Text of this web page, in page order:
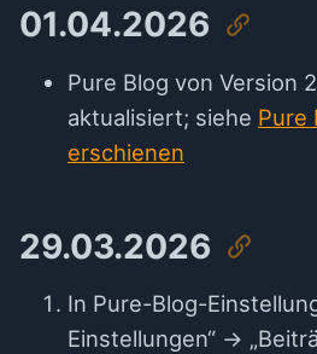
01.04.2026
Pure Blog von Version
aktualisiert; siehe Pure
erschienen
29.03.2026
In Pure-Blog-
Einstellungen“ →